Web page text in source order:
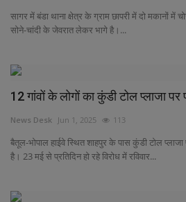
सागर में बंडा थाना क्षेत्र के ग्राम छापरी में दो मकानों में
सोने-चांदी के जेवरात लेकर भागे है।...
12 गांवों के लोगों का कुंडी टोल प्लाजा पर
News Desk Jun 1, 2025 113
बैतूल-भोपाल हाईवे स्थित शाहपुर के पास कुंडी टोल प्लाजा
है। 23 मई से प्रतिदिन हो रहे विरोध में रविवार...